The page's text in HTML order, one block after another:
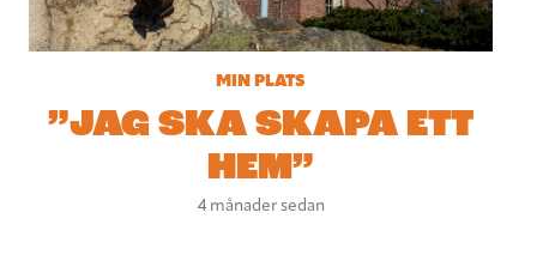
MIN PLATS
”JAG SKA SKAPA ETT
HEM”
4 månader sedan